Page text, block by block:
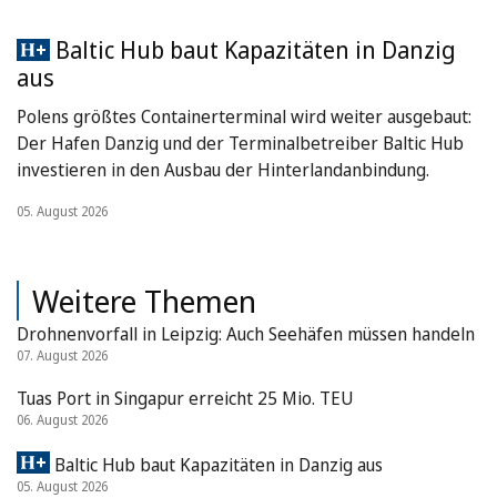
Baltic Hub baut Kapazitäten in Danzig
aus
Polens größtes Containerterminal wird weiter ausgebaut:
Der Hafen Danzig und der Terminalbetreiber Baltic Hub
investieren in den Ausbau der Hinterlandanbindung.
05. August 2026
Weitere Themen
Drohnenvorfall in Leipzig: Auch Seehäfen müssen handeln
07. August 2026
Tuas Port in Singapur erreicht 25 Mio. TEU
06. August 2026
Baltic Hub baut Kapazitäten in Danzig aus
05. August 2026